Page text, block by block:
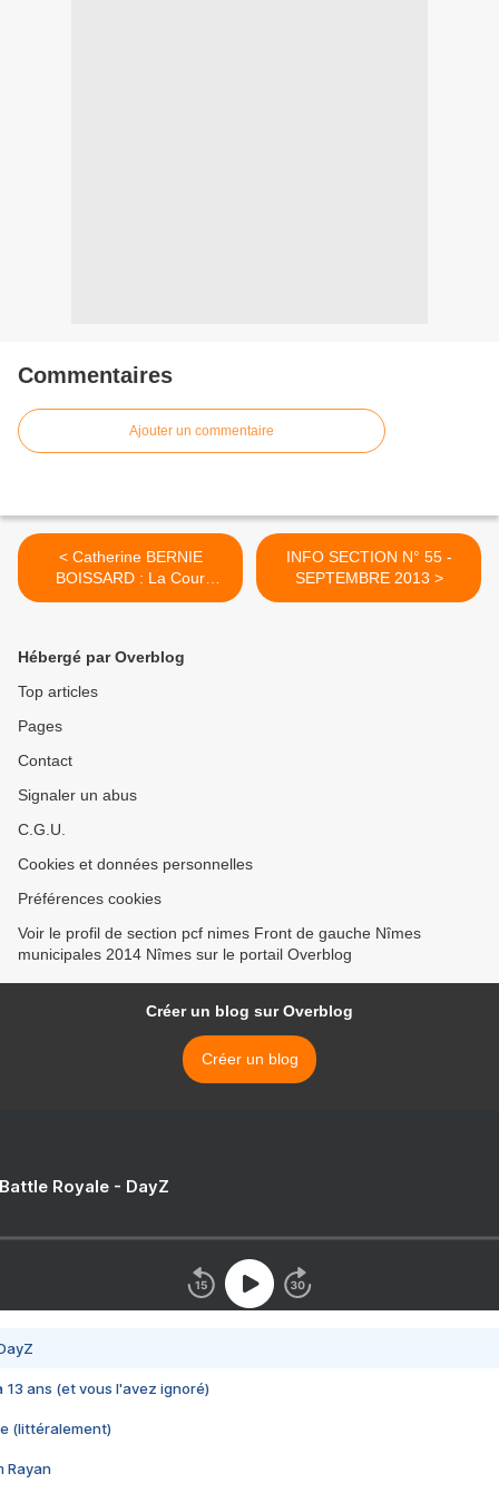
Commentaires
Ajouter un commentaire
< Catherine BERNIE
BOISSARD : La Cour
d'Appel de Marseille vient
INFO SECTION N° 55 -
SEPTEMBRE 2013 >
Hébergé par Overblog
Top articles
Pages
Contact
Signaler un abus
C.G.U.
Cookies et données personnelles
Préférences cookies
Voir le profil de section pcf nimes Front de gauche Nîmes
municipales 2014 Nîmes sur le portail Overblog
Créer un blog sur Overblog
Créer un blog
Royale - DayZ
13 ans (et vous l'avez ignoré)
(littéralement)
Rayan